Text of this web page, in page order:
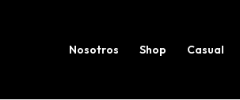
Nosotros Shop Casual